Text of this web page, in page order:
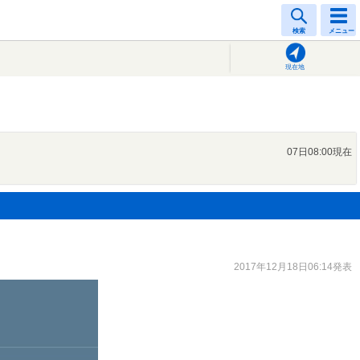
検索 メニュー
現在地
07日08:00現在
2017年12月18日06:14発表